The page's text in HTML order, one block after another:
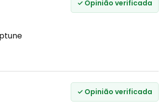
✓ Opinião verificada
✓ Opinião verificada